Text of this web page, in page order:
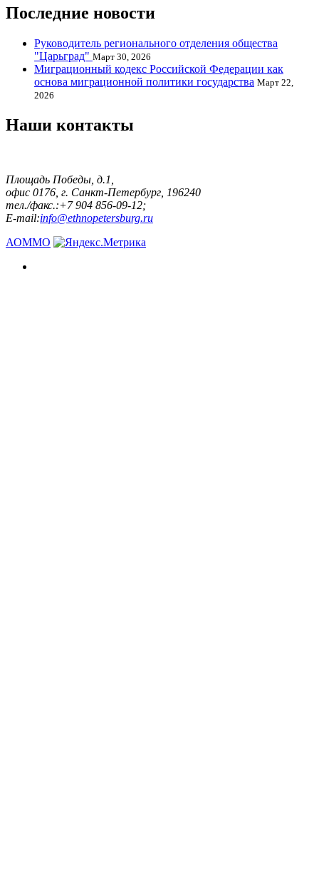
Последние новости
Руководитель регионального отделения общества
"Царьград" Март 30, 2026
Миграционный кодекс Российской Федерации как
основа миграционной политики государства Март 22,
2026
Наши контакты
Площадь Победы, д.1,
офис 0176, г. Санкт-Петербург, 196240
тел./факс.:+7 904 856-09-12;
E-mail:info@ethnopetersburg.ru
АОММО